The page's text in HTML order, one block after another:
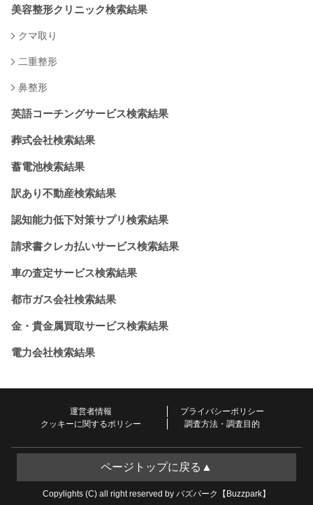
美容整形クリニック検索結果
クマ取り
二重整形
鼻整形
英語コーチングサービス検索結果
葬式会社検索結果
蓄電池検索結果
訳あり不動産検索結果
認知能力低下対策サプリ検索結果
請求書クレカ払いサービス検索結果
車の査定サービス検索結果
都市ガス会社検索結果
金・貴金属買取サービス検索結果
電力会社検索結果
運営者情報
プライバシーポリシー
クッキーに関するポリシー
調査方法・調査目的
ページトップに戻る▲
Copylights (C) all right reserved by バズパーク【Buzzpark】